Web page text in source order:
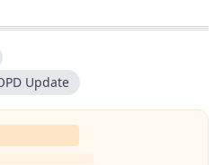
में गहरी रुचि रखते हैं तथा बिहार को
से समझने में विशेष दिलचस्पी.
Update